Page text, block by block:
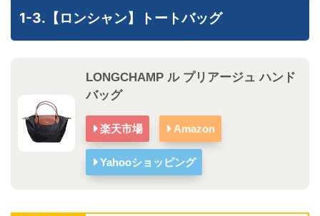
1-3.【ロンシャン】トートバッグ
LONGCHAMP ル プリアージュ ハンド
バッグ
楽天市場 Amazon
Yahooショッピング